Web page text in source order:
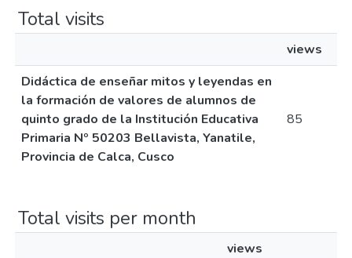
Total visits
views
Didáctica de enseñar mitos y leyendas en
la formación de valores de alumnos de
quinto grado de la Institución Educativa
Primaria Nº 50203 Bellavista, Yanatile,
Provincia de Calca, Cusco
85
Total visits per month
views